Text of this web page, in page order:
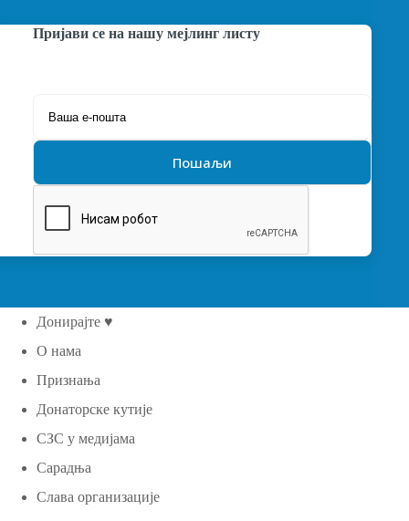
Пријави се на нашу мејлинг листу
Донирајте ♥
О нама
Признања
Донаторске кутије
СЗС у медијама
Сарадња
Слава организације